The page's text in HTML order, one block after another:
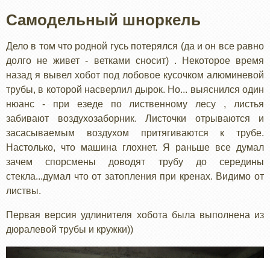
Самодельный шноркель
Дело в том что родной гусь потерялся (да и он все равно
долго не живет - ветками сносит) . Некоторое время
назад я вывел хобот под лобовое кусочком алюминевой
трубы, в которой насверлил дырок. Но... выяснился один
нюанс - при езеде по лиственному лесу , листья
забивают воздухозаборник. Листочки отрываются и
засасываемым воздухом притягиваются к трубе.
Настолько, что машина глохнет. Я раньше все думал
зачем спорсмены доводят трубу до середины
стекла...думал что от затопления при кренах. Видимо от
листвы.
Первая версия удлинителя хобота была выполнена из
дюралевой трубы и кружки))